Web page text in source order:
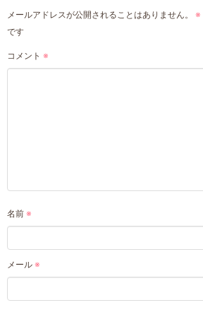
メールアドレスが公開されることはありません。 ※
です
コメント ※
名前 ※
メール ※